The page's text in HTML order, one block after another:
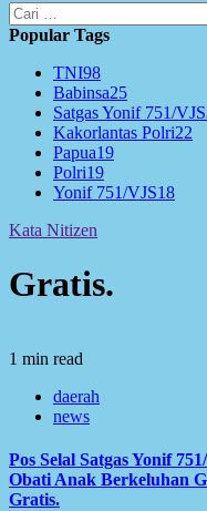
Cari
untuk:
Popular Tags
TNI98
Babinsa25
Satgas Yonif 751/VJS
Kakorlantas Polri22
Papua19
Polri19
Yonif 751/VJS18
Kata Nitizen
Gratis.
1 min read
daerah
news
Pos Selal Satgas Yonif
Obati Anak Berkeluhan
Gratis.